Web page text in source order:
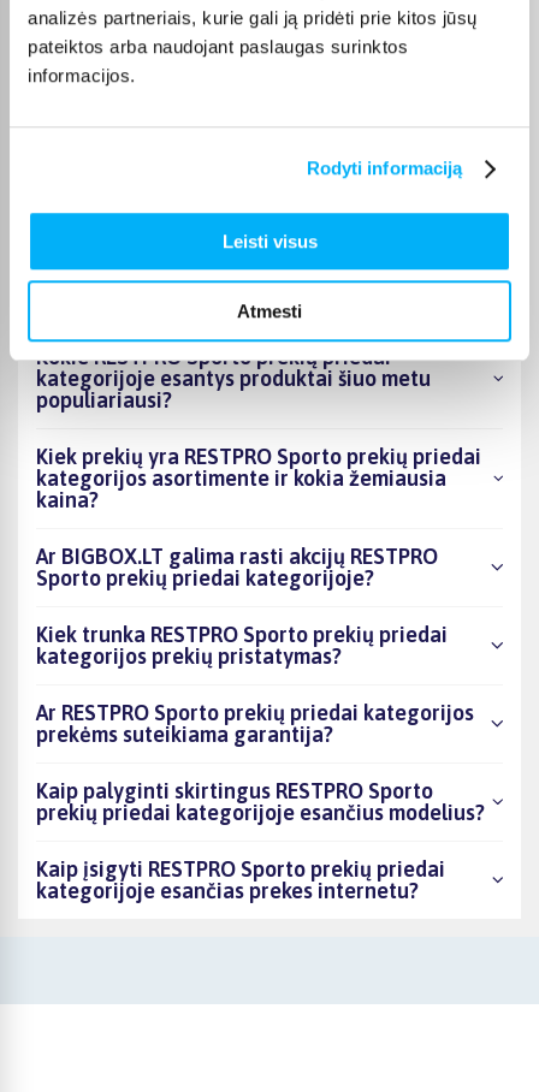
analizės partneriais, kurie gali ją pridėti prie kitos jūsų
pateiktos arba naudojant paslaugas surinktos
informacijos.
Rodyti informaciją
Leisti visus
Atmesti
Pirkėjų atsiliepimai apie prekes
DUK
Kokie RESTPRO Sporto prekių priedai
kategorijoje esantys produktai šiuo metu
populiariausi?
Kiek prekių yra RESTPRO Sporto prekių priedai
kategorijos asortimente ir kokia žemiausia
kaina?
Ar BIGBOX.LT galima rasti akcijų RESTPRO
Sporto prekių priedai kategorijoje?
Kiek trunka RESTPRO Sporto prekių priedai
kategorijos prekių pristatymas?
Ar RESTPRO Sporto prekių priedai kategorijos
prekėms suteikiama garantija?
Kaip palyginti skirtingus RESTPRO Sporto
prekių priedai kategorijoje esančius modelius?
Kaip įsigyti RESTPRO Sporto prekių priedai
kategorijoje esančias prekes internetu?